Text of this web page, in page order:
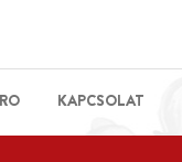
KAPCSOLAT